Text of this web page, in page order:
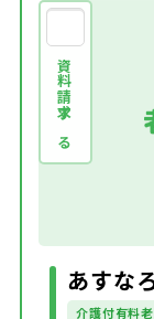
資料請求する
あすな
介護付有料